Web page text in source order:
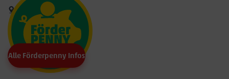
Alle Förderpenny Infos